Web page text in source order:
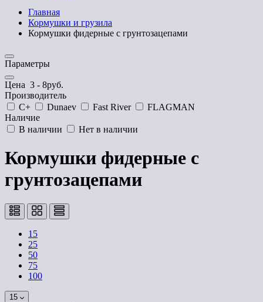
Главная
Кормушки и грузила
Кормушки фидерные с грунтозацепами
Параметры
Цена 3 - 8руб.
Производитель
C+
Dunaev Fast River
FLAGMAN
Наличие
В наличии
Нет в наличии
Кормушки фидерные с
грунтозацепами
15
25
50
75
100
15